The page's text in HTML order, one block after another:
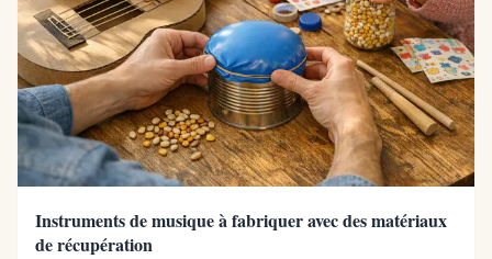
Instruments de musique à fabriquer avec des matériaux
de récupération